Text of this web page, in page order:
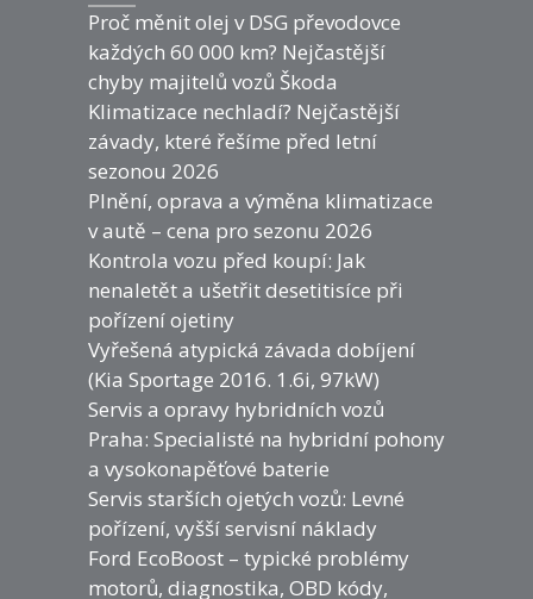
Proč měnit olej v DSG převodovce
každých 60 000 km? Nejčastější
chyby majitelů vozů Škoda
Klimatizace nechladí? Nejčastější
závady, které řešíme před letní
sezonou 2026
Plnění, oprava a výměna klimatizace
v autě – cena pro sezonu 2026
Kontrola vozu před koupí: Jak
nenaletět a ušetřit desetitisíce při
pořízení ojetiny
Vyřešená atypická závada dobíjení
(Kia Sportage 2016. 1.6i, 97kW)
Servis a opravy hybridních vozů
Praha: Specialisté na hybridní pohony
a vysokonapěťové baterie
Servis starších ojetých vozů: Levné
pořízení, vyšší servisní náklady
Ford EcoBoost – typické problémy
motorů, diagnostika, OBD kódy,